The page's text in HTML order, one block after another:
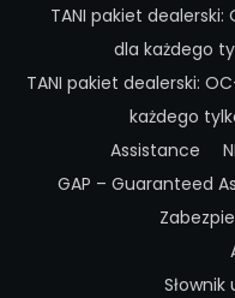
TANI pakiet dealerski:
dla każdego
TANI pakiet dealerski:
każdego
Assistance
GAP – Guaranteed